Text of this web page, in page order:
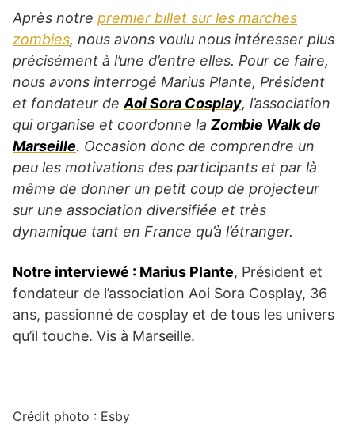
Après notre premier billet sur les marches
zombies, nous avons voulu nous intéresser plus
précisément à l’une d’entre elles. Pour ce faire,
nous avons interrogé Marius Plante, Président
et fondateur deAoi Sora Cosplay, l’association
qui organise et coordonne la Zombie Walk de
Marseille. Occasion donc de comprendre un
peu les motivations des participants et par là
même de donner un petit coup de projecteur
sur une association diversifiée et très
dynamique tant en France qu’à l’étranger.
Notre interviewé : Marius Plante, Président et
fondateur de l’association Aoi Sora Cosplay, 36
ans, passionné de cosplay et de tous les univers
qu’il touche. Vis à Marseille.
Crédit photo : Esby